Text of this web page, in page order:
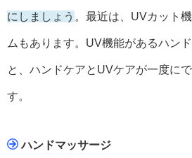
にしましょう 。最近は、UVカット
ムもあります。UV機能があるハン
と、ハンドケアとUVケアが一度に
す。
ハンドマッサージ